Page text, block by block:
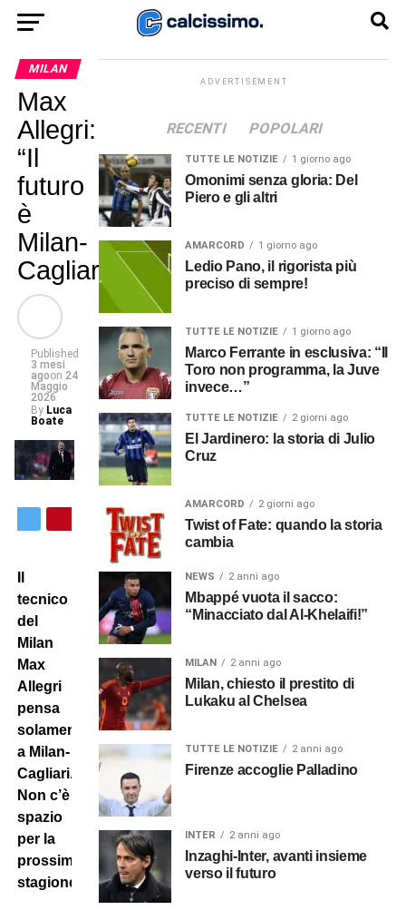
MILAN
Max
Allegri:
“Il
futuro
è
Milan-
Cagliari”
Published
3 mesi
agoon 24
Maggio
2026
By Luca
Boate
tecnico
del
Milan
Max
Allegri
pensa
solamente
a Milan-
Cagliari.
Non c’è
spazio
per la
prossima
stagione.
ADVERTISEMENT
RECENTI POPOLARI
TUTTE LE NOTIZIE 1 giorno ago
Omonimi senza gloria: Del
Piero e gli altri
AMARCORD 1 giorno ago
Ledio Pano, il rigorista più
preciso di sempre!
TUTTE LE NOTIZIE 1 giorno ago
Marco Ferrante in esclusiva: “Il
Toro non programma, la Juve
invece…”
TUTTE LE NOTIZIE 2 giorni ago
El Jardinero: la storia di Julio
Cruz
AMARCORD 2 giorni ago
Twist of Fate: quando la storia
cambia
NEWS 2 anni ago
Mbappé vuota il sacco:
“Minacciato dal Al-Khelaifi!”
MILAN 2 anni ago
Milan, chiesto il prestito di
Lukaku al Chelsea
TUTTE LE NOTIZIE 2 anni ago
Firenze accoglie Palladino
INTER 2 anni ago
Inzaghi-Inter, avanti insieme
verso il futuro